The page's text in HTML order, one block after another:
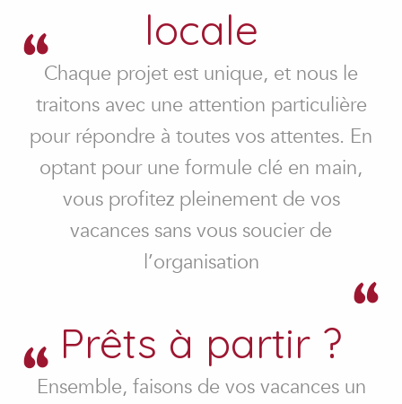
locale
Chaque projet est unique, et nous le
traitons avec une attention particulière
pour répondre à toutes vos attentes. En
optant pour une formule clé en main,
vous profitez pleinement de vos
vacances sans vous soucier de
l’organisation
Prêts à partir ?
Ensemble, faisons de vos vacances un